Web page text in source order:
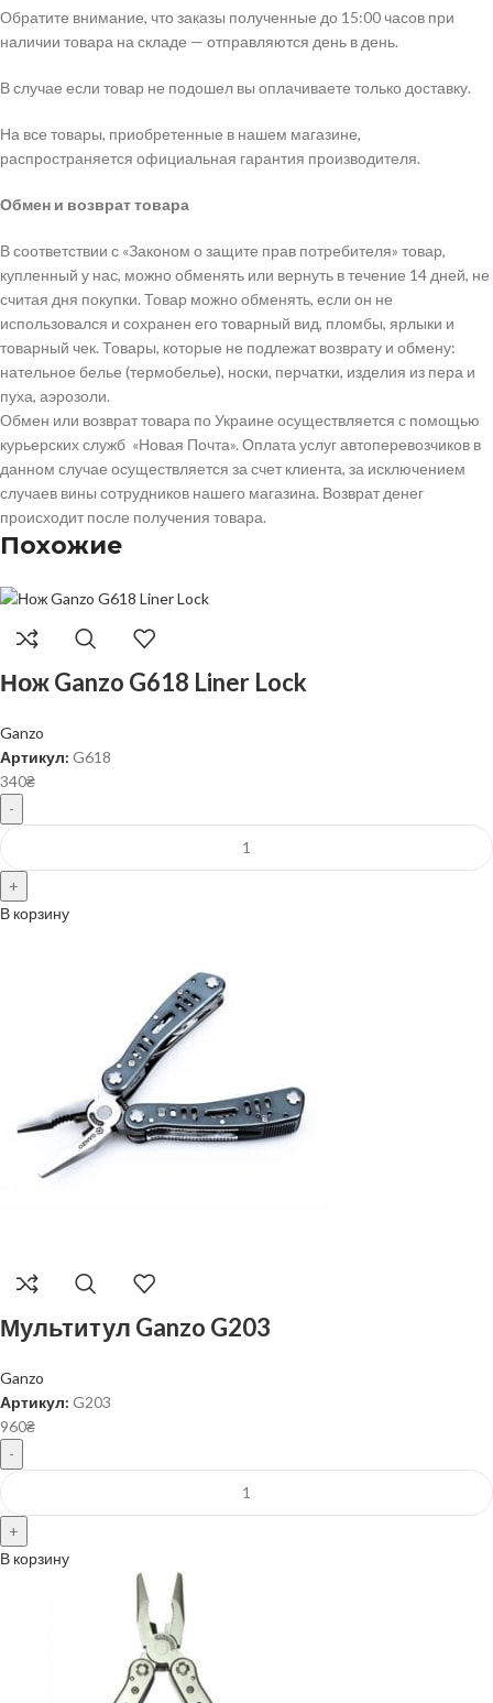
Обратите внимание, что заказы полученные до 15:00 часов при
наличии товара на складе — отправляются день в день.
В случае если товар не подошел вы оплачиваете только доставку.
На все товары, приобретенные в нашем магазине,
распространяется официальная гарантия производителя.
Обмен и возврат товара
В соответствии с «Законом о защите прав потребителя» товар,
купленный у нас, можно обменять или вернуть в течение 14 дней, не
считая дня покупки. Товар можно обменять, если он не
использовался и сохранен его товарный вид, пломбы, ярлыки и
товарный чек. Товары, которые не подлежат возврату и обмену:
нательное белье (термобелье), носки, перчатки, изделия из пера и
пуха, аэрозоли.
Обмен или возврат товара по Украине осуществляется с помощью
курьерских служб «Новая Почта». Оплата услуг автоперевозчиков в
данном случае осуществляется за счет клиента, за исключением
случаев вины сотрудников нашего магазина. Возврат денег
происходит после получения товара.
Похожие
Нож Ganzo G618 Liner Lock
Ganzo
Артикул: G618
340₴
В корзину
Мультитул Ganzo G203
Ganzo
Артикул: G203
960₴
В корзину